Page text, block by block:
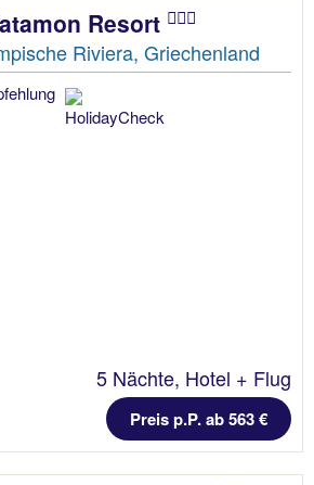
Resort
Riviera, Griechenland
5 Nächte, Hotel + Flug
Preis p.P. ab 563 €